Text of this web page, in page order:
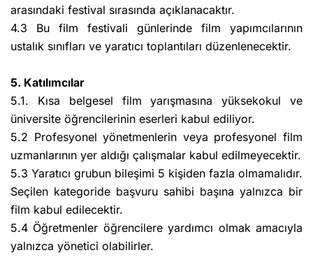
arasındaki festival sırasında açıklanacaktır.
4.3 Bu film festivali günlerinde film yapımcılarının
ustalık sınıfları ve yaratıcı toplantıları düzenlenecektir.
5. Katılımcılar
5.1. Kısa belgesel film yarışmasına yüksekokul ve
üniversite öğrencilerinin eserleri kabul ediliyor.
5.2 Profesyonel yönetmenlerin veya profesyonel film
uzmanlarının yer aldığı çalışmalar kabul edilmeyecektir.
5.3 Yaratıcı grubun bileşimi 5 kişiden fazla olmamalıdır.
Seçilen kategoride başvuru sahibi başına yalnızca bir
film kabul edilecektir.
5.4 Öğretmenler öğrencilere yardımcı olmak amacıyla
yalnızca yönetici olabilirler.